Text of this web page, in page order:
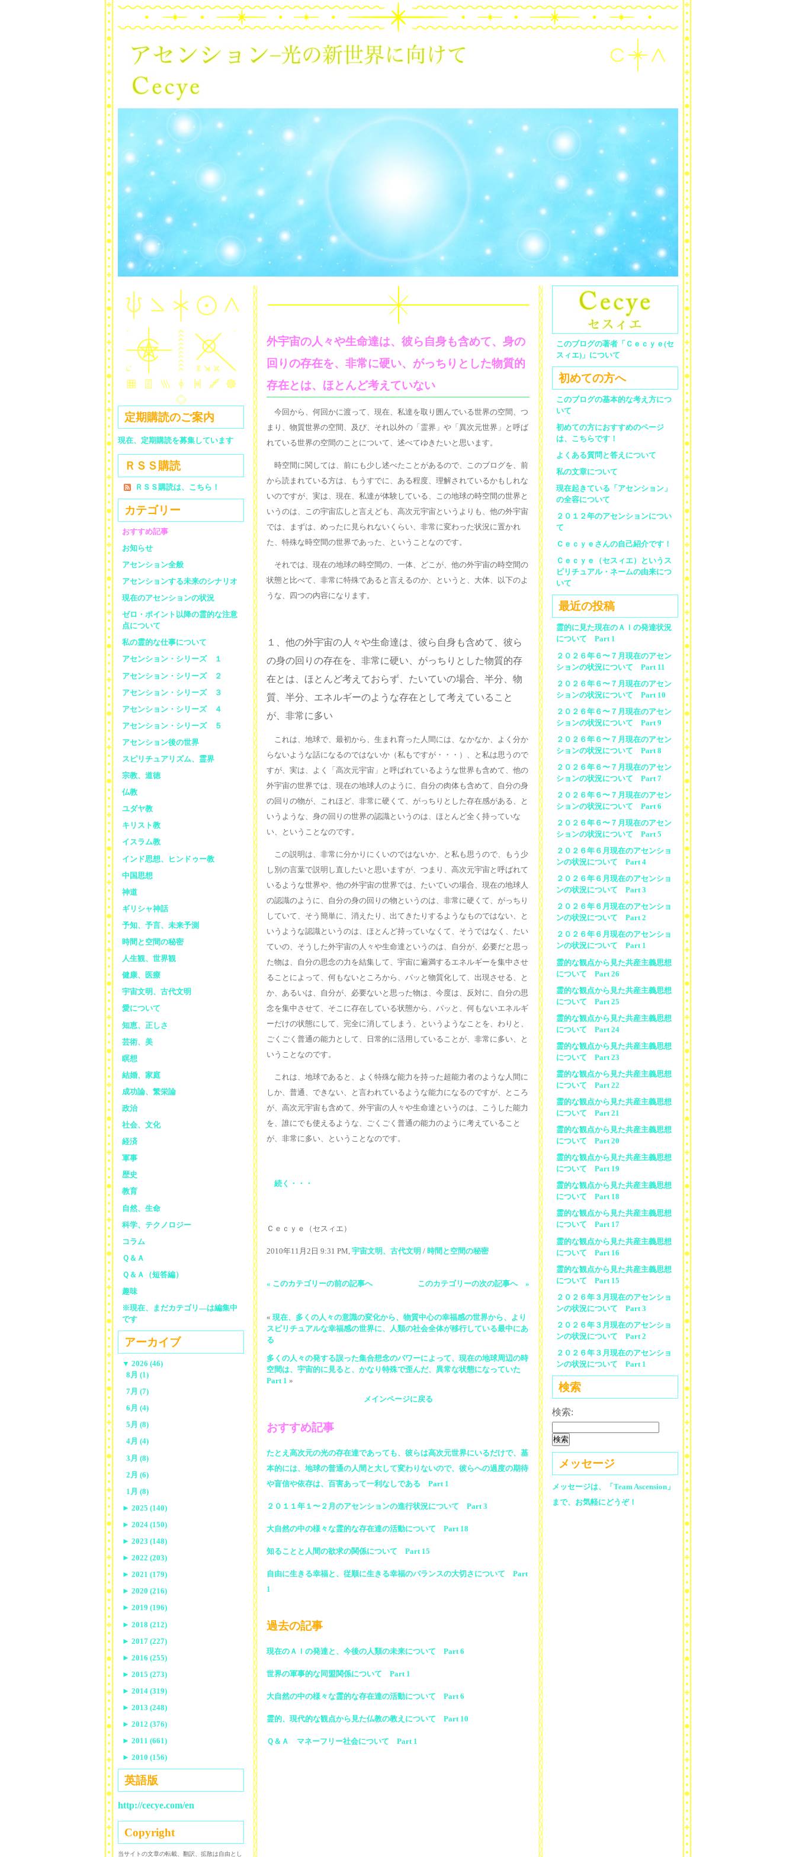
外宇宙の人々や生命達は、彼ら自身も含めて、身の
回りの存在を、非常に硬い、がっちりとした物質的
存在とは、ほとんど考えていない
今回から、何回かに渡って、現在、私達を取り囲んでいる世界の空間、つ
まり、物質世界の空間、及び、それ以外の「霊界」や「異次元世界」と呼ば
れている世界の空間のことについて、述べてゆきたいと思います。
時空間に関しては、前にも少し述べたことがあるので、このブログを、前
から読まれている方は、もうすでに、ある程度、理解されているかもしれな
いのですが、実は、現在、私達が体験している、この地球の時空間の世界と
いうのは、この宇宙広しと言えども、高次元宇宙というよりも、他の外宇宙
では、まずは、めったに見られないくらい、非常に変わった状況に置かれ
た、特殊な時空間の世界であった、ということなのです。
それでは、現在の地球の時空間の、一体、どこが、他の外宇宙の時空間の
状態と比べて、非常に特殊であると言えるのか、というと、大体、以下のよ
うな、四つの内容になります。
１、他の外宇宙の人々や生命達は、彼ら自身も含めて、彼ら
の身の回りの存在を、非常に硬い、がっちりとした物質的存
在とは、ほとんど考えておらず、たいていの場合、半分、物
質、半分、エネルギーのような存在として考えていること
が、非常に多い
これは、地球で、最初から、生まれ育った人間には、なかなか、よく分か
らないような話になるのではないか（私もですが・・・）、と私は思うので
すが、実は、よく「高次元宇宙」と呼ばれているような世界も含めて、他の
外宇宙の世界では、現在の地球人のように、自分の肉体も含めて、自分の身
の回りの物が、これほど、非常に硬くて、がっちりとした存在感がある、と
いうような、身の回りの世界の認識というのは、ほとんど全く持っていな
い、ということなのです。
この説明は、非常に分かりにくいのではないか、と私も思うので、もう少
し別の言葉で説明し直したいと思いますが、つまり、高次元宇宙と呼ばれて
いるような世界や、他の外宇宙の世界では、たいていの場合、現在の地球人
の認識のように、自分の身の回りの物というのは、非常に硬くて、がっちり
していて、そう簡単に、消えたり、出てきたりするようなものではない、と
いうような認識というのは、ほとんど持っていなくて、そうではなく、たい
ていの、そうした外宇宙の人々や生命達というのは、自分が、必要だと思っ
た物は、自分の思念の力を結集して、宇宙に遍満するエネルギーを集中させ
ることによって、何もないところから、パッと物質化して、出現させる、と
か、あるいは、自分が、必要ないと思った物は、今度は、反対に、自分の思
念を集中させて、そこに存在している状態から、パッと、何もないエネルギ
ーだけの状態にして、完全に消してしまう、というようなことを、わりと、
ごくごく普通の能力として、日常的に活用していることが、非常に多い、と
いうことなのです。
これは、地球であると、よく特殊な能力を持った超能力者のような人間に
しか、普通、できない、と言われているような能力になるのですが、ところ
が、高次元宇宙も含めて、外宇宙の人々や生命達というのは、こうした能力
を、誰にでも使えるような、ごくごく普通の能力のように考えていること
が、非常に多い、ということなのです。
続く・・・
Ｃｅｃｙｅ（セスィエ）
2010年11月2日 9:31 PM, 宇宙文明、古代文明 / 時間と空間の秘密
« このカテゴリーの前の記事へ このカテゴリーの次の記事へ »
« 現在、多くの人々の意識の変化から、物質中心の幸福感の世界から、より
スピリチュアルな幸福感の世界に、人類の社会全体が移行している最中にあ
る
多くの人々の発する誤った集合想念のパワーによって、現在の地球周辺の時
空間は、宇宙的に見ると、かなり特殊で歪んだ、異常な状態になっていた
Part 1 »
メインページに戻る
おすすめ記事
たとえ高次元の光の存在達であっても、彼らは高次元世界にいるだけで、基
本的には、地球の普通の人間と大して変わりないので、彼らへの過度の期待
や盲信や依存は、百害あって一利なしである Part 1
２０１１年１〜２月のアセンションの進行状況について Part 3
大自然の中の様々な霊的な存在達の活動について Part 18
知ることと人間の欲求の関係について Part 15
自由に生きる幸福と、従順に生きる幸福のバランスの大切さについて Part
1
過去の記事
現在のＡＩの発達と、今後の人類の未来について Part 6
世界の軍事的な同盟関係について Part 1
大自然の中の様々な霊的な存在達の活動について Part 6
霊的、現代的な観点から見た仏教の教えについて Part 10
Ｑ＆Ａ マネーフリー社会について Part 1
このブログの著者「Ｃｅｃｙｅ(セ
スィエ)」について
初めての方へ
このブログの基本的な考え方につ
いて
初めての方におすすめのページ
は、こちらです！
よくある質問と答えについて
私の文章について
現在起きている「アセンション」
の全容について
２０１２年のアセンションについ
て
Ｃｅｃｙｅさんの自己紹介です！
Ｃｅｃｙｅ（セスィエ）というス
ピリチュアル・ネームの由来につ
いて
最近の投稿
霊的に見た現在のＡＩの発達状況
について Part 1
２０２６年６〜７月現在のアセン
ションの状況について Part 11
２０２６年６〜７月現在のアセン
ションの状況について Part 10
２０２６年６〜７月現在のアセン
ションの状況について Part 9
２０２６年６〜７月現在のアセン
ションの状況について Part 8
２０２６年６〜７月現在のアセン
ションの状況について Part 7
２０２６年６〜７月現在のアセン
ションの状況について Part 6
２０２６年６〜７月現在のアセン
ションの状況について Part 5
２０２６年６月現在のアセンショ
ンの状況について Part 4
２０２６年６月現在のアセンショ
ンの状況について Part 3
２０２６年６月現在のアセンショ
ンの状況について Part 2
２０２６年６月現在のアセンショ
ンの状況について Part 1
霊的な観点から見た共産主義思想
について Part 26
霊的な観点から見た共産主義思想
について Part 25
霊的な観点から見た共産主義思想
について Part 24
霊的な観点から見た共産主義思想
について Part 23
霊的な観点から見た共産主義思想
について Part 22
霊的な観点から見た共産主義思想
について Part 21
霊的な観点から見た共産主義思想
について Part 20
霊的な観点から見た共産主義思想
について Part 19
霊的な観点から見た共産主義思想
について Part 18
霊的な観点から見た共産主義思想
について Part 17
霊的な観点から見た共産主義思想
について Part 16
霊的な観点から見た共産主義思想
について Part 15
２０２６年３月現在のアセンショ
ンの状況について Part 3
２０２６年３月現在のアセンショ
ンの状況について Part 2
２０２６年３月現在のアセンショ
ンの状況について Part 1
検索
検索:
メッセージ
メッセージは、「Team Ascension」
まで、お気軽にどうぞ！
定期購読のご案内
現在、定期購読を募集しています
ＲＳＳ購読
ＲＳＳ購読は、こちら！
カテゴリー
おすすめ記事
お知らせ
アセンション全般
アセンションする未来のシナリオ
現在のアセンションの状況
ゼロ・ポイント以降の霊的な注意
点について
私の霊的な仕事について
アセンション・シリーズ １
アセンション・シリーズ ２
アセンション・シリーズ ３
アセンション・シリーズ ４
アセンション・シリーズ ５
アセンション後の世界
スピリチュアリズム、霊界
宗教、道徳
仏教
ユダヤ教
キリスト教
イスラム教
インド思想、ヒンドゥー教
中国思想
神道
ギリシャ神話
予知、予言、未来予測
時間と空間の秘密
人生観、世界観
健康、医療
宇宙文明、古代文明
愛について
知恵、正しさ
芸術、美
瞑想
結婚、家庭
成功論、繁栄論
政治
社会、文化
経済
軍事
歴史
教育
自然、生命
科学、テクノロジー
コラム
Ｑ＆Ａ
Ｑ＆Ａ（短答編）
趣味
※現在、まだカテゴリ—は編集中
です
アーカイブ
▼ 2026 (46)
8月 (1)
7月 (7)
6月 (4)
5月 (8)
4月 (4)
3月 (8)
2月 (6)
1月 (8)
► 2025 (140)
► 2024 (150)
► 2023 (148)
► 2022 (203)
► 2021 (179)
► 2020 (216)
► 2019 (196)
► 2018 (212)
► 2017 (227)
► 2016 (255)
► 2015 (273)
► 2014 (319)
► 2013 (248)
► 2012 (376)
► 2011 (661)
► 2010 (156)
英語版
http://cecye.com/en
Copyright
当サイトの文章の転載、翻訳、拡散は自由とし